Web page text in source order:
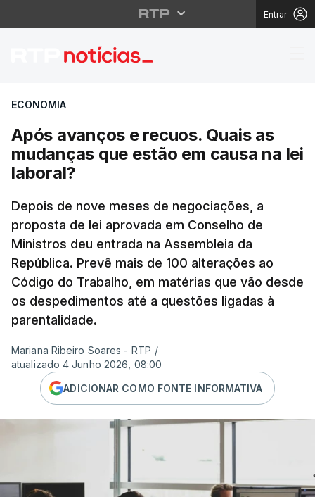
Entrar
Após avanços e
ECONOMIA
Após avanços e recuos. Quais as
mudanças que estão em causa na lei
laboral?
Depois de nove meses de negociações, a
proposta de lei aprovada em Conselho de
Ministros deu entrada na Assembleia da
República. Prevê mais de 100 alterações ao
Código do Trabalho, em matérias que vão desde
os despedimentos até a questões ligadas à
parentalidade.
Mariana Ribeiro Soares - RTP /
atualizado 4 Junho 2026, 08:00
ADICIONAR COMO FONTE INFORMATIVA